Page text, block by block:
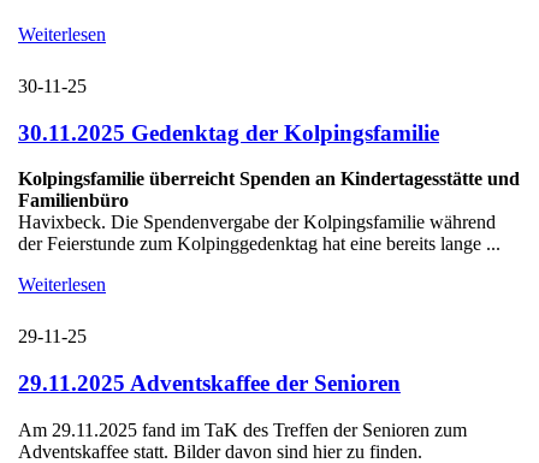
Weiterlesen
30-11-25
30.11.2025 Gedenktag der Kolpingsfamilie
Kolpingsfamilie überreicht Spenden an Kindertagesstätte und
Familienbüro
Havixbeck. Die Spendenvergabe der Kolpingsfamilie während
der Feierstunde zum Kolpinggedenktag hat eine bereits lange ...
Weiterlesen
29-11-25
29.11.2025 Adventskaffee der Senioren
Am 29.11.2025 fand im TaK des Treffen der Senioren zum
Adventskaffee statt. Bilder davon sind hier zu finden.